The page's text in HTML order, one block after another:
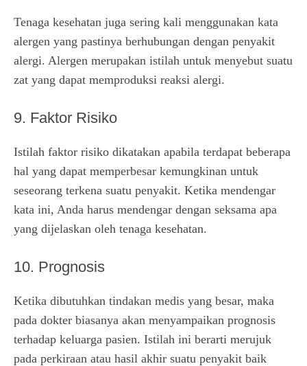
Tenaga kesehatan juga sering kali menggunakan kata
alergen yang pastinya berhubungan dengan penyakit
alergi. Alergen merupakan istilah untuk menyebut suatu
zat yang dapat memproduksi reaksi alergi.
9. Faktor Risiko
Istilah faktor risiko dikatakan apabila terdapat beberapa
hal yang dapat memperbesar kemungkinan untuk
seseorang terkena suatu penyakit. Ketika mendengar
kata ini, Anda harus mendengar dengan seksama apa
yang dijelaskan oleh tenaga kesehatan.
10. Prognosis
Ketika dibutuhkan tindakan medis yang besar, maka
pada dokter biasanya akan menyampaikan prognosis
terhadap keluarga pasien. Istilah ini berarti merujuk
pada perkiraan atau hasil akhir suatu penyakit baik